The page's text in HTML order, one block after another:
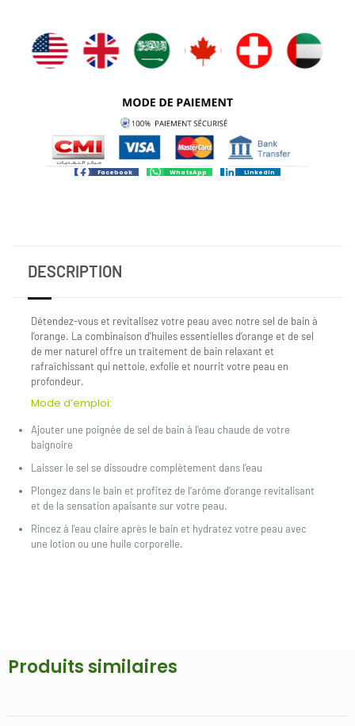
Facebook WhatsApp LinkedIn
DESCRIPTION
Détendez-vous et revitalisez votre peau avec notre sel de bain à
l’orange. La combinaison d’huiles essentielles d’orange et de sel
de mer naturel offre un traitement de bain relaxant et
rafraîchissant qui nettoie, exfolie et nourrit votre peau en
profondeur.
Mode d’emploi:
Ajouter une poignée de sel de bain à l’eau chaude de votre
baignoire
Laisser le sel se dissoudre complètement dans l’eau
Plongez dans le bain et profitez de l’arôme d’orange revitalisant
et de la sensation apaisante sur votre peau.
Rincez à l’eau claire après le bain et hydratez votre peau avec
une lotion ou une huile corporelle.
Produits similaires